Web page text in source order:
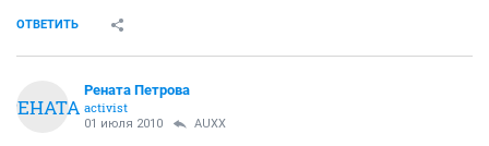
ОТВЕТИТЬ
РЕНАТА
Рената Петрова
activist
01 июля 2010 AUXX